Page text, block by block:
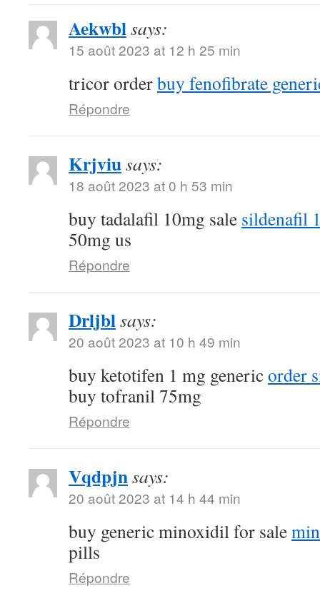
Aekwblsays:
15 août 2023 at 12 h 25 min
tricor orderbuy fenofibrate
Répondre
Krjviusays:
18 août 2023 at 0 h 53 min
buy tadalafil 10mg sale sildenafil
50mg us
Répondre
Drljblsays:
20 août 2023 at 10 h 49 min
buy ketotifen 1 mg genericorder
buy tofranil 75mg
Répondre
Vqdpjnsays:
20 août 2023 at 14 h 44 min
buy generic minoxidil for sale
pills
Répondre